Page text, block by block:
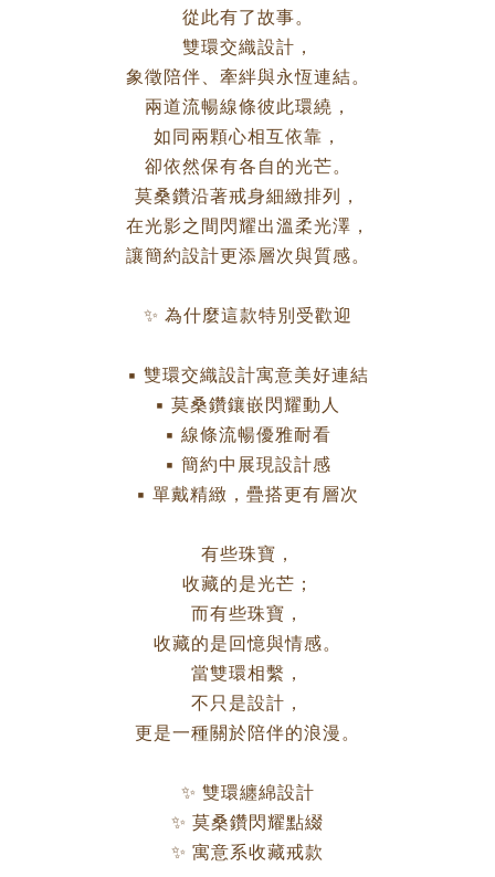
從此有了故事。
雙環交織設計，
象徵陪伴、牽絆與永恆連結。
兩道流暢線條彼此環繞，
如同兩顆心相互依靠，
卻依然保有各自的光芒。
莫桑鑽沿著戒身細緻排列，
在光影之間閃耀出溫柔光澤，
讓簡約設計更添層次與質感。
✨ 為什麼這款特別受歡迎
▪ 雙環交織設計寓意美好連結
▪ 莫桑鑽鑲嵌閃耀動人
▪ 線條流暢優雅耐看
▪ 簡約中展現設計感
▪ 單戴精緻，疊搭更有層次
有些珠寶，
收藏的是光芒；
而有些珠寶，
收藏的是回憶與情感。
當雙環相繫，
不只是設計，
更是一種關於陪伴的浪漫。
✨ 雙環纏綿設計
✨ 莫桑鑽閃耀點綴
✨ 寓意系收藏戒款